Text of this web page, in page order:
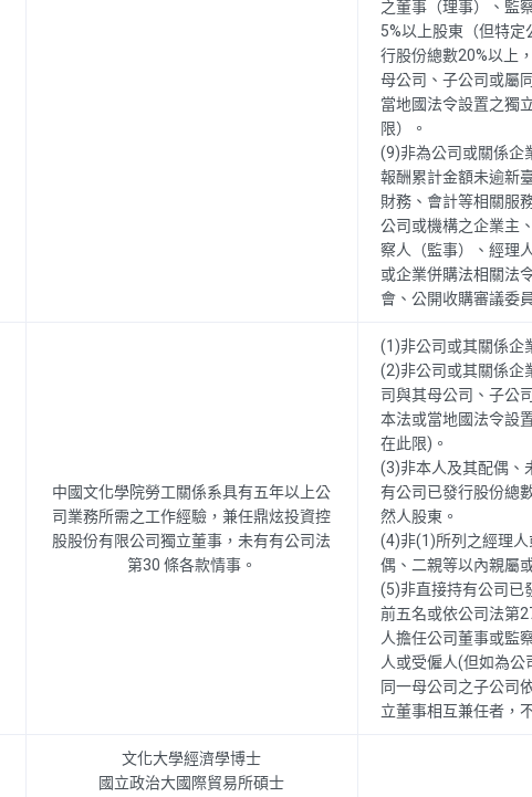
之董事（理事）、監
5%以上股東（但特
行股份總數20%以上
母公司、子公司或屬
當地國法令設置之獨
限）。
(9)非為公司或關係企
報酬累計金額未逾新
財務、會計等相關服
公司或機構之企業主
察人（監事）、經理
或企業併購法相關法
會、公開收購審議委
中國文化學院勞工關係系具有五年以上公
司業務所需之工作經驗，兼任鼎炫投資控
股股份有限公司獨立董事，未有有公司法
第30 條各款情事。
(1)非公司或其關係企
(2)非公司或其關係企
司與其母公司、子公
本法或當地國法令設
在此限)。
(3)非本人及其配偶、
有公司已發行股份總
然人股東。
(4)非(1)所列之經理
偶、二親等以內親屬
(5)非直接持有公司已
前五名或依公司法第
人擔任公司董事或監
人或受僱人(但如為公
同一母公司之子公司
立董事相互兼任者，
文化大學經濟學博士
國立政治大國際貿易所碩士